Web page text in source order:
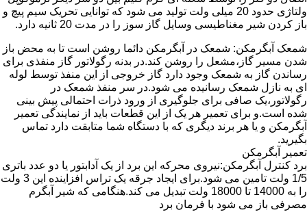
ولتاژی حدود 20 میلی ولت تولید می شود که توانایی تحریک سیم پیچ و
باز کردن شیر مغناطیسی وسایل گاز سوز را در مدت 20 ثانیه دارد.
شمعک آبگرمکن: شمعک در آبگرمکن دائما روشن است تا به محض باز
شدن مسیر گاز،مشعل را روشن کند.در بدنه رگولاتور گاز منفذی برای
رساندن گاز به شمعک وجود دارد گاز خروجی از این منفذ توسط لوله
ای به نازل شمعک رسانیده می شود.در سر منفذ شمعک در
رگولاتور،یک صافی برای جلوگیری از ورود ذرات احتمالی پیش بینی
شده است.و برای تعمیر هر یک از این قطعات باید از نمایندگی تعمیر
آبگرمکن و یا هر برند دیگری که با دستگاه شما متابقت دارد تماس
بگیرید.
تعمیر آبگرمکن
برد کنترل آبگرمکن:نیروی محرکه این برد از یک آدابتور یا دو عدد باتری
1/5 ولت تامین می شود.برای ایجاد جرقه یک تراس افزاینده این 3 ولت
را به 14000 تا 18000 ولت تبدیل می کند.هنگامی که شیر آبگرم
مصرفی باز می شود با فرمان برد